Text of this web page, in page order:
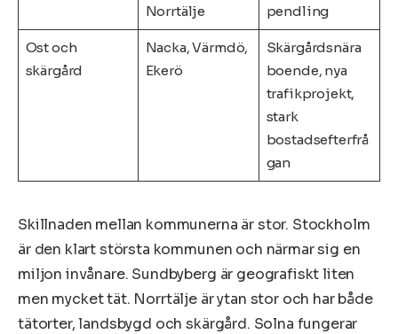
Norrtälje pendling
Ost och
skärgård
Nacka, Värmdö,
Ekerö
Skärgårdsnära
boende, nya
trafikprojekt,
stark
bostadsefterfrå
gan
Skillnaden mellan kommunerna är stor. Stockholm
är den klart största kommunen och närmar sig en
miljon invånare. Sundbyberg är geografiskt liten
men mycket tät. Norrtälje är ytan stor och har både
tätorter, landsbygd och skärgård. Solna fungerar